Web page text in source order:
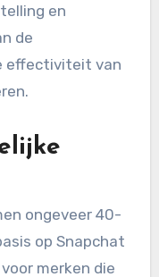
en
de
effectiviteit van
ongeveer 40-
op Snapchat
merken die